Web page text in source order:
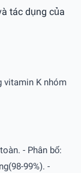
tác dụng của
vitamin K nhóm
- Phân bố:
99%). -